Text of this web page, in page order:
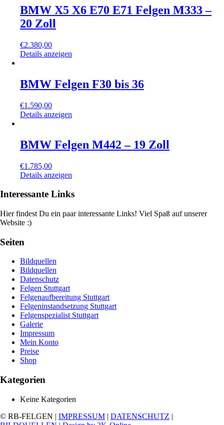
BMW X5 X6 E70 E71 Felgen M333 –
20 Zoll
€2.380,00
Details anzeigen
BMW Felgen F30 bis 36
€1.590,00
Details anzeigen
BMW Felgen M442 – 19 Zoll
€1.785,00
Details anzeigen
Interessante Links
Hier findest Du ein paar interessante Links! Viel Spaß auf unserer
Website :)
Seiten
Bildquellen
Bildquellen
Datenschutz
Felgen Stuttgart
Felgenaufbereitung Stuttgart
Felgeninstandsetzung Stuttgart
Felgenspezialist Stuttgart
Galerie
Impressum
Mein Konto
Preise
Shop
Kategorien
Keine Kategorien
© RB-FELGEN | IMPRESSUM | DATENSCHUTZ |